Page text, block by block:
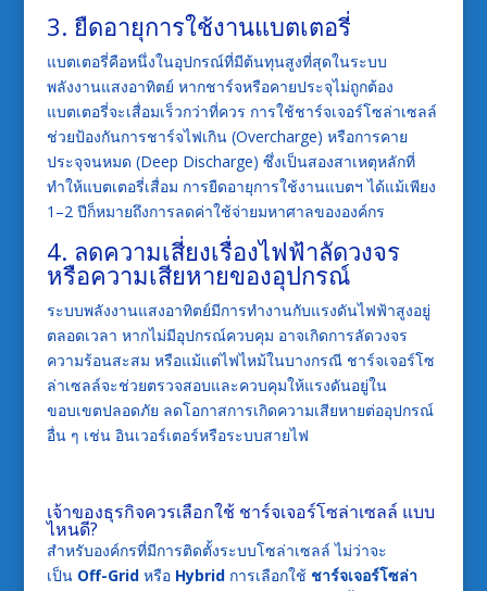
3. ยืดอายุการใช้งานแบตเตอรี่
แบตเตอรี่คือหนึ่งในอุปกรณ์ที่มีต้นทุนสูงที่สุดในระบบ
พลังงานแสงอาทิตย์ หากชาร์จหรือคายประจุไม่ถูกต้อง
แบตเตอรี่จะเสื่อมเร็วกว่าที่ควร การใช้ชาร์จเจอร์โซล่าเซลล์
ช่วยป้องกันการชาร์จไฟเกิน (Overcharge) หรือการคาย
ประจุจนหมด (Deep Discharge) ซึ่งเป็นสองสาเหตุหลักที่
ทำให้แบตเตอรี่เสื่อม การยืดอายุการใช้งานแบตฯ ได้แม้เพียง
1–2 ปีก็หมายถึงการลดค่าใช้จ่ายมหาศาลขององค์กร
4. ลดความเสี่ยงเรื่องไฟฟ้าลัดวงจร
หรือความเสียหายของอุปกรณ์
ระบบพลังงานแสงอาทิตย์มีการทำงานกับแรงดันไฟฟ้าสูงอยู่
ตลอดเวลา หากไม่มีอุปกรณ์ควบคุม อาจเกิดการลัดวงจร
ความร้อนสะสม หรือแม้แต่ไฟไหม้ในบางกรณี ชาร์จเจอร์โซ
ล่าเซลล์จะช่วยตรวจสอบและควบคุมให้แรงดันอยู่ใน
ขอบเขตปลอดภัย ลดโอกาสการเกิดความเสียหายต่ออุปกรณ์
อื่น ๆ เช่น อินเวอร์เตอร์หรือระบบสายไฟ
เจ้าของธุรกิจควรเลือกใช้ ชาร์จเจอร์โซล่าเซลล์ แบบ
ไหนดี?
สำหรับองค์กรที่มีการติดตั้งระบบโซล่าเซลล์ ไม่ว่าจะ
เป็น Off-Gridหรือ Hybridการเลือกใช้ ชาร์จเจอร์โซล่า